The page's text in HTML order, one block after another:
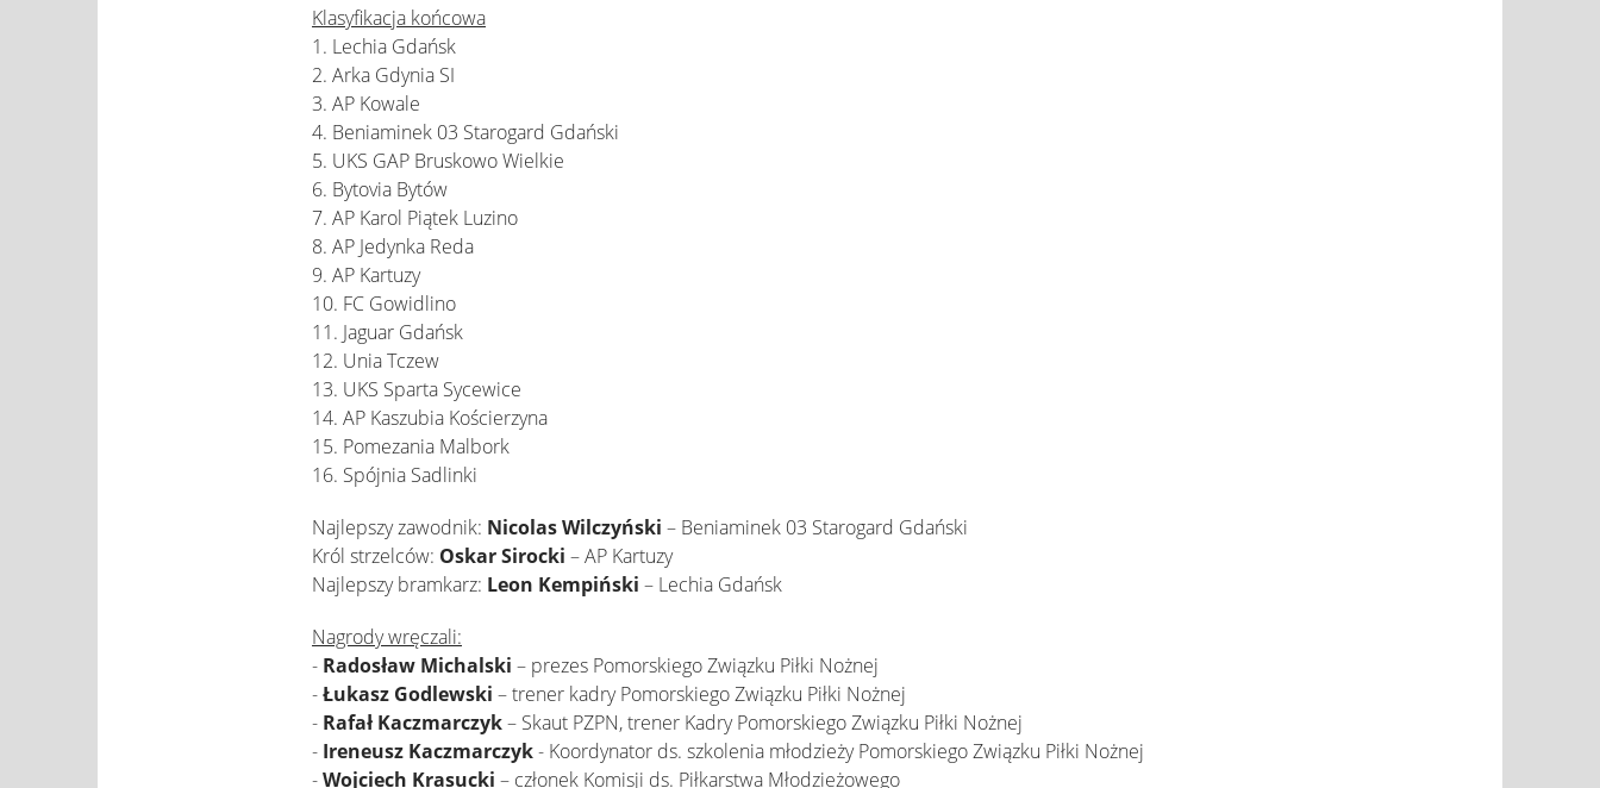
Klasyfikacja końcowa
1. Lechia Gdańsk
2. Arka Gdynia SI
3. AP Kowale
4. Beniaminek 03 Starogard Gdański
5. UKS GAP Bruskowo Wielkie
6. Bytovia Bytów
7. AP Karol Piątek Luzino
8. AP Jedynka Reda
9. AP Kartuzy
10. FC Gowidlino
11. Jaguar Gdańsk
12. Unia Tczew
13. UKS Sparta Sycewice
14. AP Kaszubia Kościerzyna
15. Pomezania Malbork
16. Spójnia Sadlinki
Najlepszy zawodnik: Nicolas Wilczyński – Beniaminek 03 Starogard Gdański
Król strzelców: Oskar Sirocki – AP Kartuzy
Najlepszy bramkarz: Leon Kempiński – Lechia Gdańsk
Nagrody wręczali:
- Radosław Michalski – prezes Pomorskiego Związku Piłki Nożnej
-Łukasz Godlewski – trener kadry Pomorskiego Związku Piłki Nożnej
- Rafał Kaczmarczyk– Skaut PZPN, trener Kadry Pomorskiego Związku Piłki Nożnej
- Ireneusz Kaczmarczyk- Koordynator ds. szkolenia młodzieży Pomorskiego Związku Piłki Nożnej
-Wojciech Krasucki – członek Komisji ds. Piłkarstwa Młodzieżowego